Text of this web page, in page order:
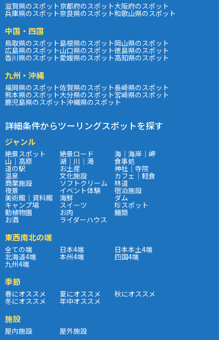
滋賀県のスポット京都府のスポット大阪府のスポット
兵庫県のスポット奈良県のスポット和歌山県のスポット
中国・四国
鳥取県のスポット島根県のスポット岡山県のスポット
広島県のスポット山口県のスポット徳島県のスポット
香川県のスポット愛媛県のスポット高知県のスポット
九州・沖縄
福岡県のスポット佐賀県のスポット長崎県のスポット
熊本県のスポット大分県のスポット宮崎県のスポット
鹿児島県のスポット沖縄県のスポット
詳細条件からツーリングスポットを探す
ジャンル
絶景スポット 絶景ロード 海｜海岸｜岬
山｜高原 湖｜川｜滝 食事処
道の駅 お土産 神社｜寺院
温泉 文化施設 カフェ｜軽食
商業施設 ソフトクリーム 林道
夜景 イベント体験 宿泊施設
美術館｜資料館 海鮮 ダム
キャンプ場 スイーツ 珍スポット
動植物園 お肉 麺類
お酒 ライダーハウス
東西南北の端
全ての端 日本4端 日本本土4端
北海道4端 本州4端 四国4端
九州4端
季節
春にオススメ 夏にオススメ 秋にオススメ
冬にオススメ 年中オススメ
施設
屋内施設 屋外施設